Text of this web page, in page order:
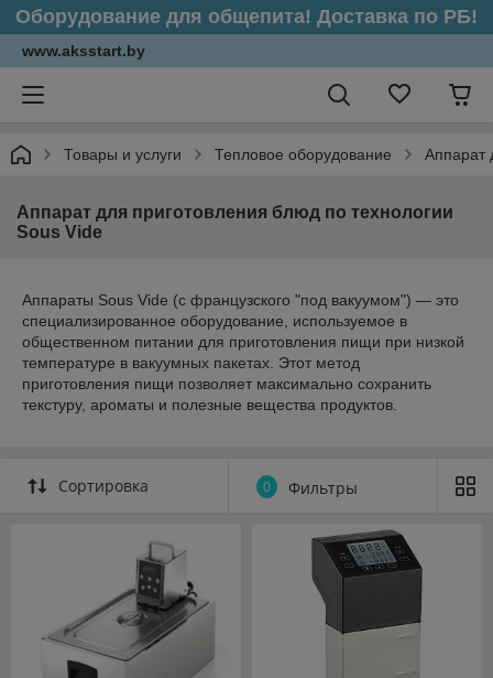
Оборудование для общепита! Доставка по РБ!
www.aksstart.by
Товары и услуги Тепловое оборудование Аппарат
Аппарат для приготовления блюд по технологии
Sous Vide
Аппараты Sous Vide (с французского "под вакуумом") — это
специализированное оборудование, используемое в
общественном питании для приготовления пищи при низкой
температуре в вакуумных пакетах. Этот метод
приготовления пищи позволяет максимально сохранить
текстуру, ароматы и полезные вещества продуктов.
Сортировка 0 Фильтры